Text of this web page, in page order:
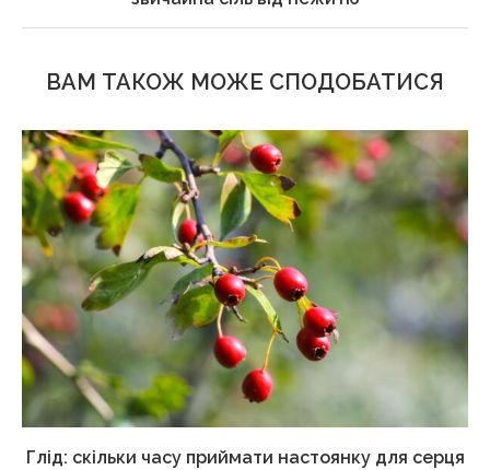
ВАМ ТАКОЖ МОЖЕ СПОДОБАТИСЯ
Глід: скільки часу приймати настоянку для серця